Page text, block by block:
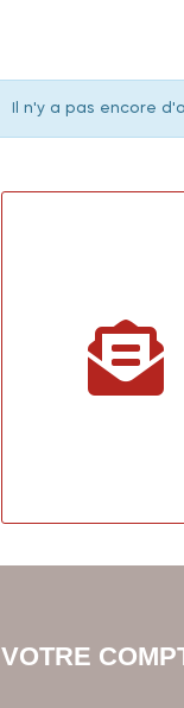
Il n'y a pas encore
VOTRE